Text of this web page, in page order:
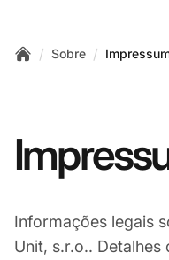
/ Sobre /
Informações legais
Unit, s.r.o..